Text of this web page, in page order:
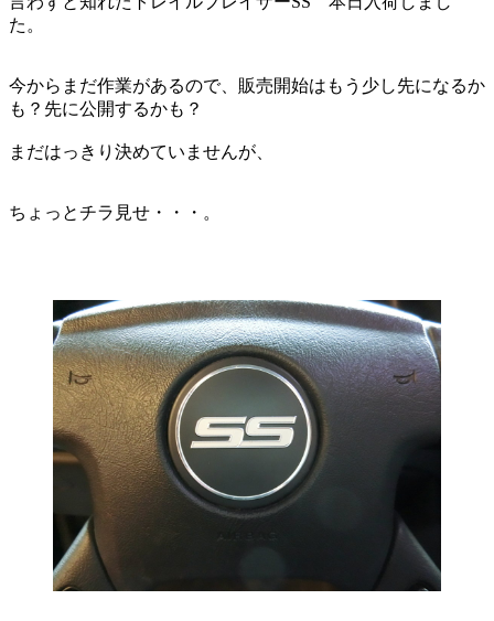
た。
今からまだ作業があるので、販売開始はもう少し先になるか
も？先に公開するかも？
まだはっきり決めていませんが、
ちょっとチラ見せ・・・。